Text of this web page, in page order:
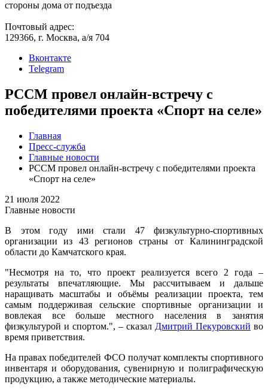
стороны дома от подъезда
Почтовый адрес:
129366, г. Москва, а/я 704
Вконтакте
Telegram
РССМ провел онлайн-встречу с
победителями проекта «Спорт на селе»
Главная
Пресс-служба
Главные новости
РССМ провел онлайн-встречу с победителями проекта
«Спорт на селе»
21 июля 2022
Главные новости
В этом году ими стали 47 физкультурно-спортивных
организации из 43 регионов страны от Калининградской
области до Камчатского края.
"Несмотря на то, что проект реализуется всего 2 года –
результаты впечатляющие. Мы рассчитываем и дальше
наращивать масштабы и объёмы реализации проекта, тем
самым поддерживая сельские спортивные организации и
вовлекая все больше местного населения в занятия
физкультурой и спортом.", – сказал Дмитрий Пекуровский во
время приветствия.
На правах победителей ФСО получат комплекты спортивного
инвентаря и оборудования, сувенирную и полиграфическую
продукцию, а также методические материалы.